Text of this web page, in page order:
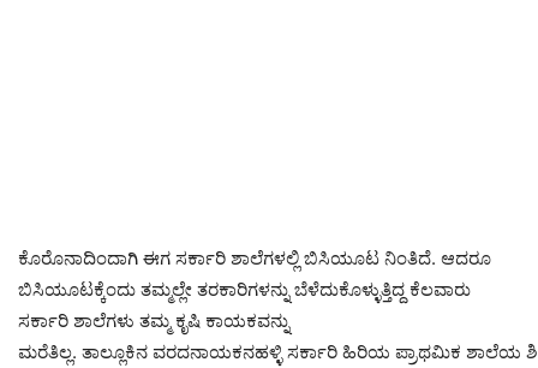
ಕೊರೊನಾದಿಂದಾಗಿ ಈಗ ಸರ್ಕಾರಿ ಶಾಲೆಗಳಲ್ಲಿ ಬಿಸಿಯೂಟ ನಿಂತಿದೆ. ಆದರೂ
ಬಿಸಿಯೂಟಕ್ಕೆಂದು ತಮ್ಮಲ್ಲೇ ತರಕಾರಿಗಳನ್ನು ಬೆಳೆದುಕೊಳ್ಳುತ್ತಿದ್ದ ಕೆಲವಾರು
ಸರ್ಕಾರಿ ಶಾಲೆಗಳು ತಮ್ಮ ಕೃಷಿ ಕಾಯಕವನ್ನು
ಮರೆತಿಲ್ಲ. ತಾಲ್ಲೂಕಿನ ವರದನಾಯಕನಹಳ್ಳಿ ಸರ್ಕಾರಿ ಹಿರಿಯ ಪ್ರಾಥಮಿಕ ಶಾಲೆಯ